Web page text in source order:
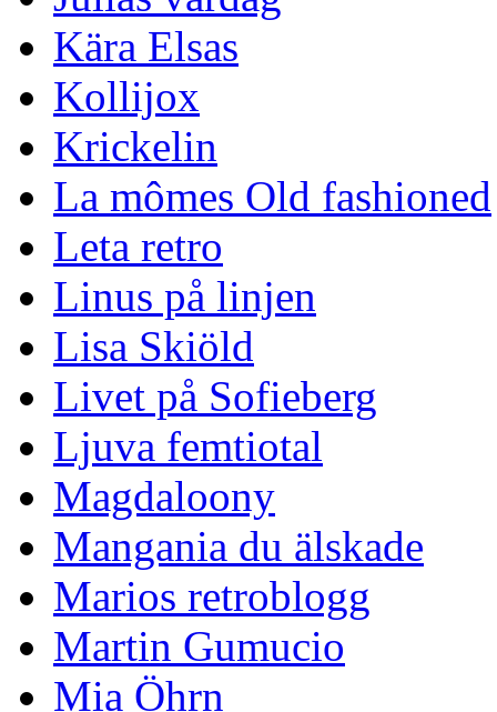
Kära Elsas
Kollijox
Krickelin
La mômes Old fashioned
Leta retro
Linus på linjen
Lisa Skiöld
Livet på Sofieberg
Ljuva femtiotal
Magdaloony
Mangania du älskade
Marios retroblogg
Martin Gumucio
Mia Öhrn